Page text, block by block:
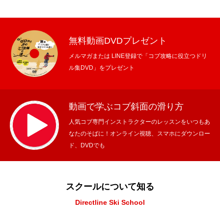
無料動画DVDプレゼント
メルマガまたは LINE登録で「コブ攻略に役立つドリ
ル集DVD」をプレゼント
動画で学ぶコブ斜面の滑り方
人気コブ専門インストラクターのレッスンをいつもあ
なたのそばに！オンライン視聴、スマホにダウンロー
ド、DVDでも
スクールについて知る
Directline Ski School